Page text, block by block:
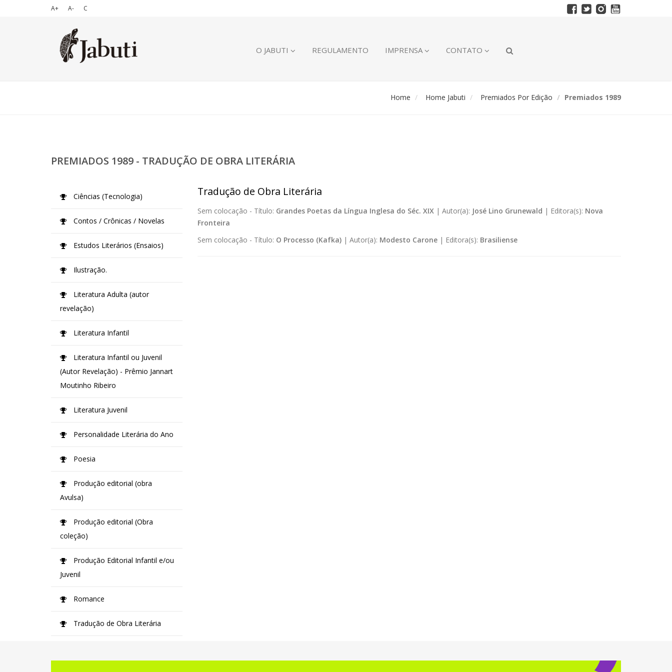
A+ A- C
O JABUTI REGULAMENTO IMPRENSA CONTATO
Home Home Jabuti Premiados Por Edição Premiados 1989
PREMIADOS 1989 - TRADUÇÃO DE OBRA LITERÁRIA
Tradução de Obra Literária
Sem colocação - Título: Grandes Poetas da Língua Inglesa do Séc. XIX | Autor(a): José Lino Grunewald | Editora(s): Nova
Fronteira
Sem colocação - Título: O Processo (Kafka)| Autor(a): Modesto Carone| Editora(s): Brasiliense
Ciências (Tecnologia)
Contos / Crônicas / Novelas
Estudos Literários (Ensaios)
Ilustração.
Literatura Adulta (autor
revelação)
Literatura Infantil
Literatura Infantil ou Juvenil
(Autor Revelação) - Prêmio Jannart
Moutinho Ribeiro
Literatura Juvenil
Personalidade Literária do Ano
Poesia
Produção editorial (obra
Avulsa)
Produção editorial (Obra
coleção)
Produção Editorial Infantil e/ou
Juvenil
Romance
Tradução de Obra Literária